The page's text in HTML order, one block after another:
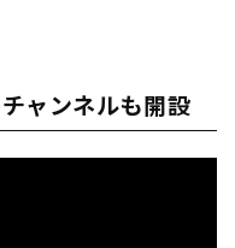
ャンネルも開設